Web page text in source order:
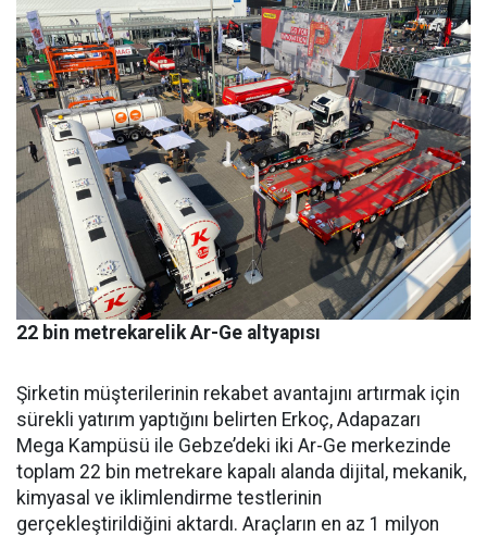
22 bin metrekarelik Ar-Ge altyapısı
Şirketin müşterilerinin reka­bet avantajını artırmak için
sü­rekli yatırım yaptığını belirten Erkoç, Adapazarı
Mega Kampü­sü ile Gebze’deki iki Ar-Ge mer­kezinde
toplam 22 bin metreka­re kapalı alanda dijital, mekanik,
kimyasal ve iklimlendirme test­lerinin
gerçekleştirildiğini ak­tardı. Araçların en az 1 milyon